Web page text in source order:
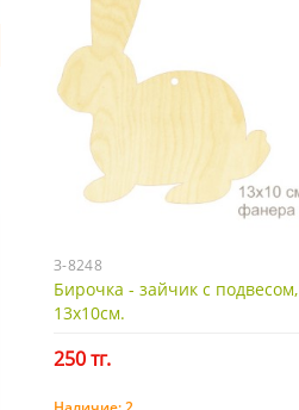
З-8248
Бирочка - зайчик с подвесом,
13х10см.
250 тг.